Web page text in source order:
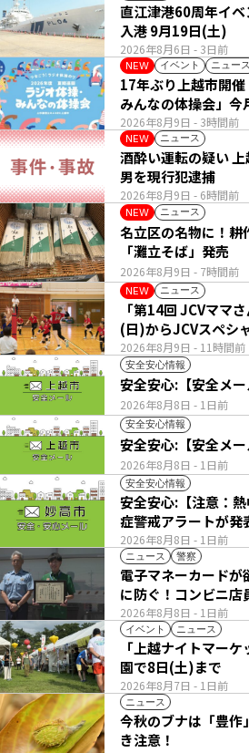
2026年8月6日 - 3日前
直江津港60周年イベ
入港 9月19日(土)
NEW イベント ニュース
2026年8月9日 - 3時間前
17年ぶり上越市開
みんなの体操会」
NEW ニュース
2026年8月9日 - 6時間前
酒酔い運転の疑い
男を現行犯逮捕
NEW ニュース
2026年8月9日 - 7時間前
名立区の名物に！耕
「灘立そば」発売
NEW ニュース
2026年8月9日 - 11時間前
「第14回 JCVママ
(日)からJCVスペシ
安全安心情報
2026年8月8日 - 1日前
安全安心:【安全メ
安全安心情報
2026年8月8日 - 1日前
安全安心:【安全メ
安全安心情報
2026年8月8日 - 1日前
安全安心:【注意：
症警戒アラートが発
ニュース 警察
2026年8月8日 - 1日前
電子マネーカード
に防ぐ！コンビニ店
イベント ニュース
2026年8月7日 - 1日前
「上越ナイトマー
園で8日(土)まで
ニュース
今秋のブナは「豊作」予測 クマ出
き注意！